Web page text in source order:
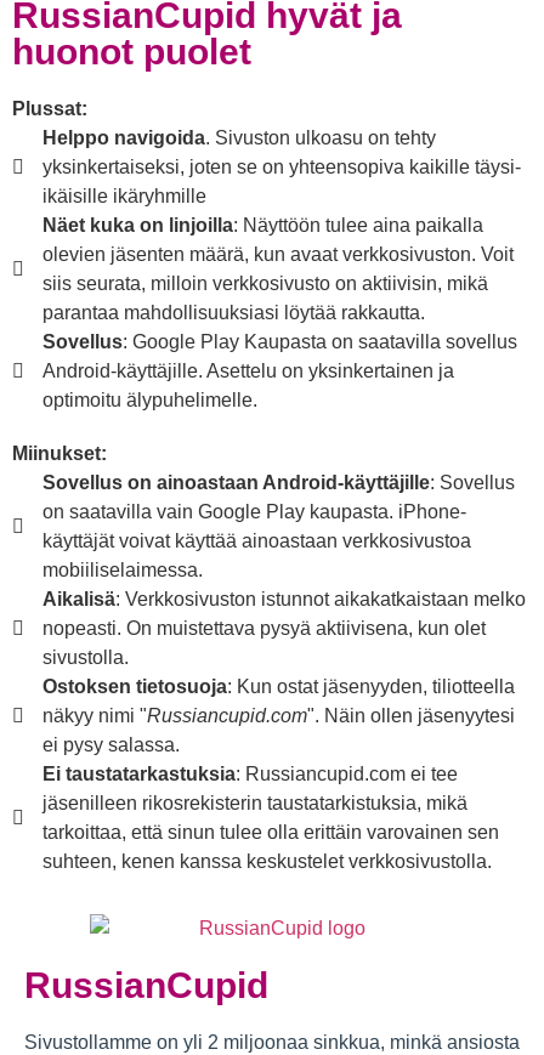
RussianCupid hyvät ja
huonot puolet
Plussat:
Helppo navigoida. Sivuston ulkoasu on tehty
yksinkertaiseksi, joten se on yhteensopiva kaikille täysi-
ikäisille ikäryhmille
Näet kuka on linjoilla: Näyttöön tulee aina paikalla
olevien jäsenten määrä, kun avaat verkkosivuston. Voit
siis seurata, milloin verkkosivusto on aktiivisin, mikä
parantaa mahdollisuuksiasi löytää rakkautta.
Sovellus: Google Play Kaupasta on saatavilla sovellus
Android-käyttäjille. Asettelu on yksinkertainen ja
optimoitu älypuhelimelle.
Miinukset:
Sovellus on ainoastaan Android-käyttäjille: Sovellus
on saatavilla vain Google Play kaupasta. iPhone-
käyttäjät voivat käyttää ainoastaan verkkosivustoa
mobiiliselaimessa.
Aikalisä: Verkkosivuston istunnot aikakatkaistaan melko
nopeasti. On muistettava pysyä aktiivisena, kun olet
sivustolla.
Ostoksen tietosuoja: Kun ostat jäsenyyden, tiliotteella
näkyy nimi "Russiancupid.com". Näin ollen jäsenyytesi
ei pysy salassa.
Ei taustatarkastuksia: Russiancupid.com ei tee
jäsenilleen rikosrekisterin taustatarkistuksia, mikä
tarkoittaa, että sinun tulee olla erittäin varovainen sen
suhteen, kenen kanssa keskustelet verkkosivustolla.
RussianCupid
Sivustollamme on yli 2 miljoonaa sinkkua, minkä ansiosta